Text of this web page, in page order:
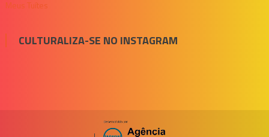
Meus Tuítes
CULTURALIZA-SE NO INSTAGRAM